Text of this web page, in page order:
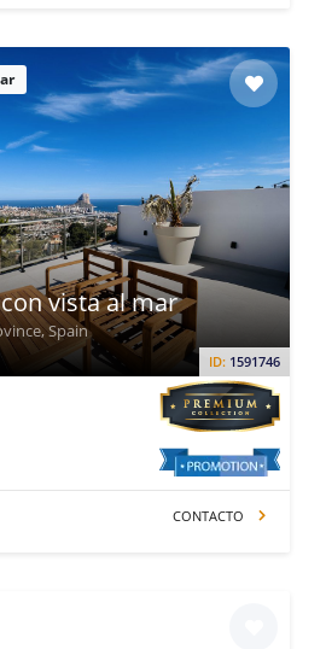
ID: 1591746
vista al mar
Spain
CONTACTO